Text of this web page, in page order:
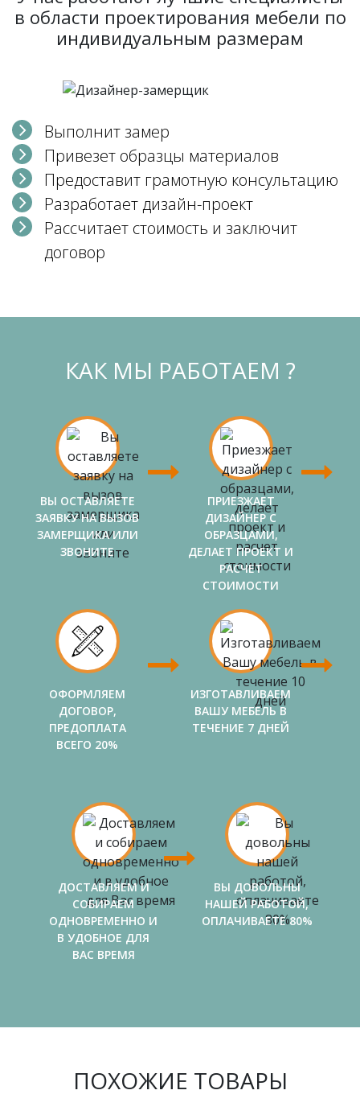
в области проектирования мебели по
индивидуальным размерам
Выполнит замер
Привезет образцы материалов
Предоставит грамотную консультацию
Разработает дизайн-проект
Рассчитает стоимость и заключит
договор
КАК МЫ РАБОТАЕМ ?
ВЫ ОСТАВЛЯЕТЕ
ЗАЯВКУ НА ВЫЗОВ
ЗАМЕРЩИКА ИЛИ
ЗВОНИТЕ
ПРИЕЗЖАЕТ
ДИЗАЙНЕР С
ОБРАЗЦАМИ,
ДЕЛАЕТ ПРОЕКТ И
РАСЧЕТ
СТОИМОСТИ
ОФОРМЛЯЕМ
ДОГОВОР,
ПРЕДОПЛАТА
ВСЕГО 20%
ИЗГОТАВЛИВАЕМ
ВАШУ МЕБЕЛЬ В
ТЕЧЕНИЕ 7 ДНЕЙ
ДОСТАВЛЯЕМ И
СОБИРАЕМ
ОДНОВРЕМЕННО И
В УДОБНОЕ ДЛЯ
ВАС ВРЕМЯ
ВЫ ДОВОЛЬНЫ
НАШЕЙ РАБОТОЙ,
ОПЛАЧИВАЕТЕ 80%
ПОХОЖИЕ ТОВАРЫ